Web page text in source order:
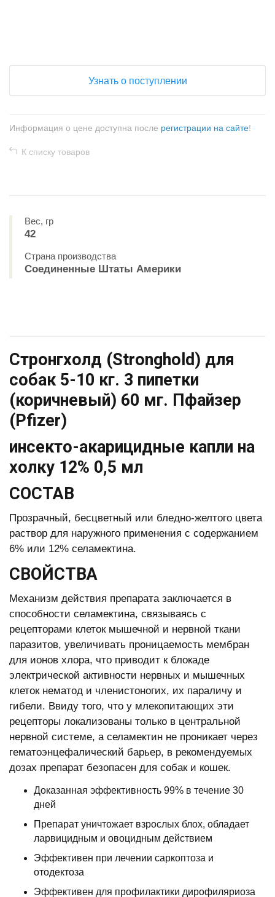
Узнать о поступлении
Информация о цене доступна после регистрации на сайте!
К списку товаров
Вес, гр
42
Страна производства
Соединенные Штаты Америки
Стронгхолд (Strоnghоld) для
собак 5-10 кг. 3 пипетки
(коричневый) 60 мг. Пфайзер
(Pfizer)
инсекто-акарицидные капли на
холку 12% 0,5 мл
СОСТАВ
Прозрачный, бесцветный или бледно-желтого цвета
раствор для наружного применения с содержанием
6% или 12% селамектина.
СВОЙСТВА
Механизм действия препарата заключается в
способности селамектина, связываясь с
рецепторами клеток мышечной и нервной ткани
паразитов, увеличивать проницаемость мембран
для ионов хлора, что приводит к блокаде
электрической активности нервных и мышечных
клеток нематод и членистоногих, их параличу и
гибели. Ввиду того, что у млекопитающих эти
рецепторы локализованы только в центральной
нервной системе, а селамектин не проникает через
гематоэнцефалический барьер, в рекомендуемых
дозах препарат безопасен для собак и кошек.
Доказанная эффективность 99% в течение 30
дней
Препарат уничтожает взрослых блох, обладает
ларвицидным и овоцидным действием
Эффективен при лечении саркоптоза и
отодектоза
Эффективен для профилактики дирофиляриоза